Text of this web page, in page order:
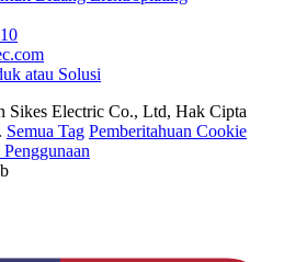
atau Solusi
Sikes Electric Co., Ltd, Hak Cipta
Semua Tag Pemberitahuan Cookie